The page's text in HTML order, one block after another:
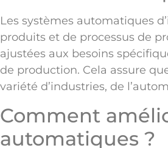
Les systèmes automatiques
produits et de processus de
ajustées aux besoins
de production. Cela assure
variété d’industries, de
Comment
automatiques ?